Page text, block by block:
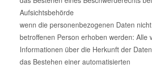
Aufsichtsbehörde
wenn die personenbezogenen Daten
betroffenen Person erhoben werden: Alle
Informationen über die Herkunft der Daten
das Bestehen einer automatisierten